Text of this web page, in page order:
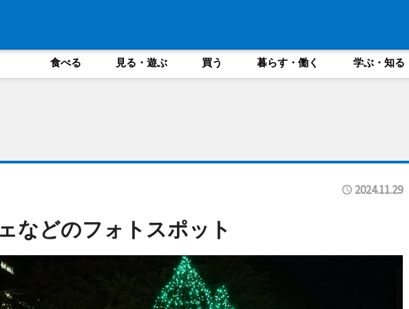
食べる 見る・遊ぶ 買う 暮らす・働く 学ぶ・知る
2024.11.29
などのフォトスポット